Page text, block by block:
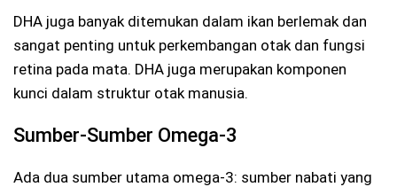
DHA juga banyak ditemukan dalam ikan berlemak dan
sangat penting untuk perkembangan otak dan fungsi
retina pada mata. DHA juga merupakan komponen
kunci dalam struktur otak manusia.
Sumber-Sumber Omega-3
Ada dua sumber utama omega-3: sumber nabati yang